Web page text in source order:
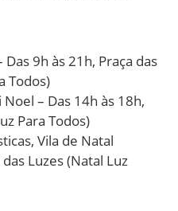
Das 9h às 21h, Praça das
Todos)
Noel – Das 14h às 18h,
Para Todos)
Vila de Natal
Luzes (Natal Luz